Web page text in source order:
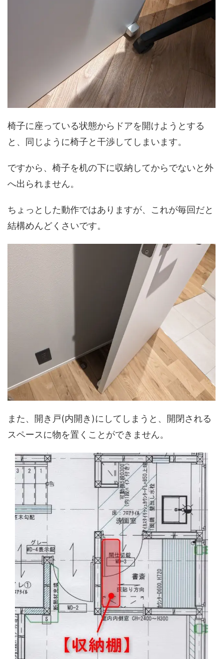
椅子に座っている状態からドアを開けようとする
と、同じように椅子と干渉してしまいます。
ですから、椅子を机の下に収納してからでないと外
へ出られません。
ちょっとした動作ではありますが、これが毎回だと
結構めんどくさいです。
また、開き戸(内開き)にしてしまうと、開閉される
スペースに物を置くことができません。